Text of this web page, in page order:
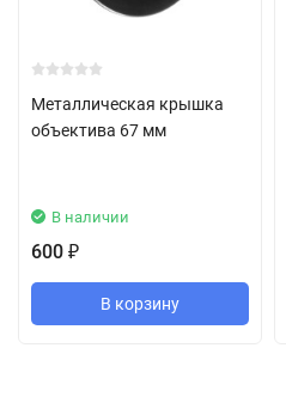
Металлическая крышка
объектива 67 мм
В наличии
600 ₽
В корзину